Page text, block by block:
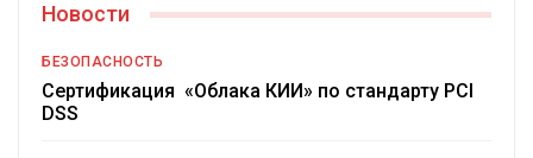
Новости
БЕЗОПАСНОСТЬ
Сертификация «Облака КИИ» по стандарту PCI
DSS